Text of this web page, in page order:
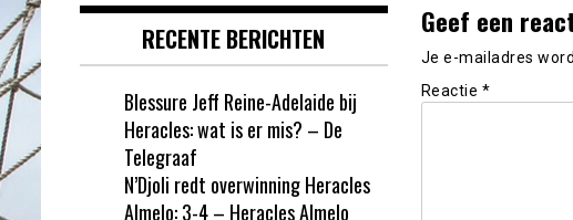
Geef een
Je e-mailadres
Reactie *
RECENTE BERICHTEN
Blessure Jeff Reine-Adelaide bij
Heracles: wat is er mis? – De
Telegraaf
N’Djoli redt overwinning Heracles
Almelo: 3-4 – Heracles Almelo